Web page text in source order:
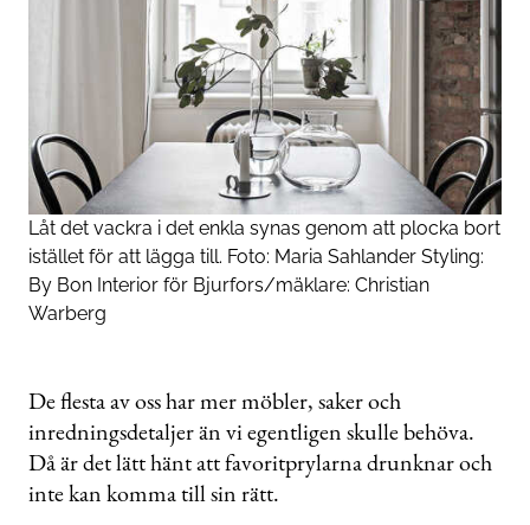
Låt det vackra i det enkla synas genom att plocka bort
istället för att lägga till. Foto: Maria Sahlander Styling:
By Bon Interior för Bjurfors/mäklare: Christian
Warberg
De flesta av oss har mer möbler, saker och
inredningsdetaljer än vi egentligen skulle behöva.
Då är det lätt hänt att favoritprylarna drunknar och
inte kan komma till sin rätt.